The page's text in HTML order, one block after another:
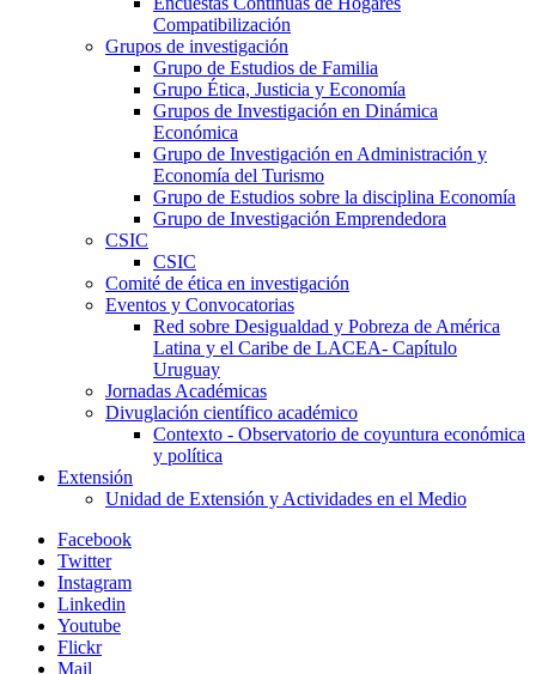
Compatibilización
Grupos de investigación
Grupo de Estudios de Familia
Grupo Ética, Justicia y Economía
Grupos de Investigación en Dinámica
Económica
Grupo de Investigación en Administración y
Economía del Turismo
Grupo de Estudios sobre la disciplina Economía
Grupo de Investigación Emprendedora
CSIC
CSIC
Comité de ética en investigación
Eventos y Convocatorias
Red sobre Desigualdad y Pobreza de América
Latina y el Caribe de LACEA- Capítulo
Uruguay
Jornadas Académicas
Divuglación científico académico
Contexto - Observatorio de coyuntura económica
y política
Extensión
Unidad de Extensión y Actividades en el Medio
Facebook
Twitter
Instagram
Linkedin
Youtube
Flickr
Mail